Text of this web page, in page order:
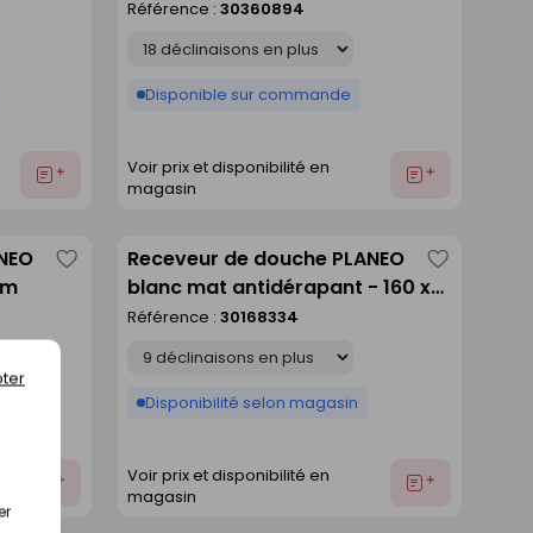
Ajouter
Référence : 30360894
Disponible sur commande
Voir prix et disponibilité en
magasin
Ajouter
Ajouter
Enregistrer
comme
Receveur de douche PLANEO
blanc mat antidérapant - 160 x
80 cm
Référence : 30168334
Disponibilité selon magasin
Voir prix et disponibilité en
magasin
Ajouter
comme